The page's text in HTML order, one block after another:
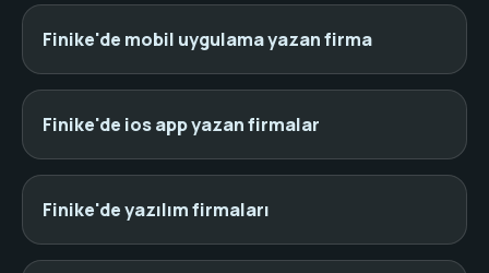
Finike'de mobil uygulama yazan firma
Finike'de ios app yazan firmalar
Finike'de yazılım firmaları